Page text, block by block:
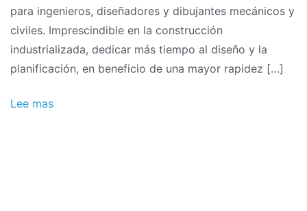
para ingenieros, diseñadores y dibujantes mecánicos y
civiles. Imprescindible en la construcción
industrializada, dedicar más tiempo al diseño y la
planificación, en beneficio de una mayor rapidez […]
Lee mas